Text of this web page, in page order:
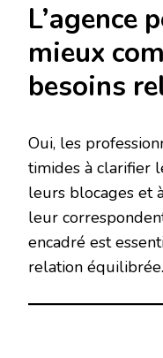
L’agence
mieux
besoins
Oui, les
timides à clarifier
leurs blocages et
leur
encadré est
relation équilibrée.